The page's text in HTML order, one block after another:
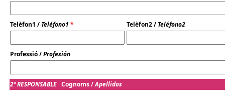
Telèfon1 / Teléfono1 * Telèfon2 / Teléfono2
Professió /Profesión
2º RESPONSABLE Cognoms /Apellidos